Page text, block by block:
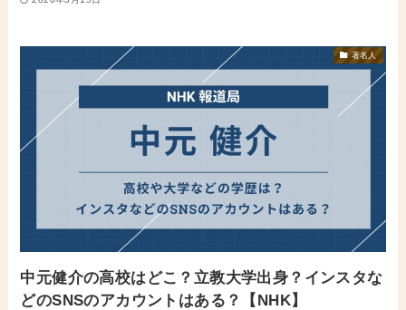
著名人
中元健介の高校はどこ？立教大学出身？インスタな
どのSNSのアカウントはある？【NHK】